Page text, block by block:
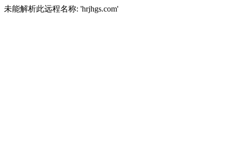
未能解析此远程名称: 'hrjhgs.com'